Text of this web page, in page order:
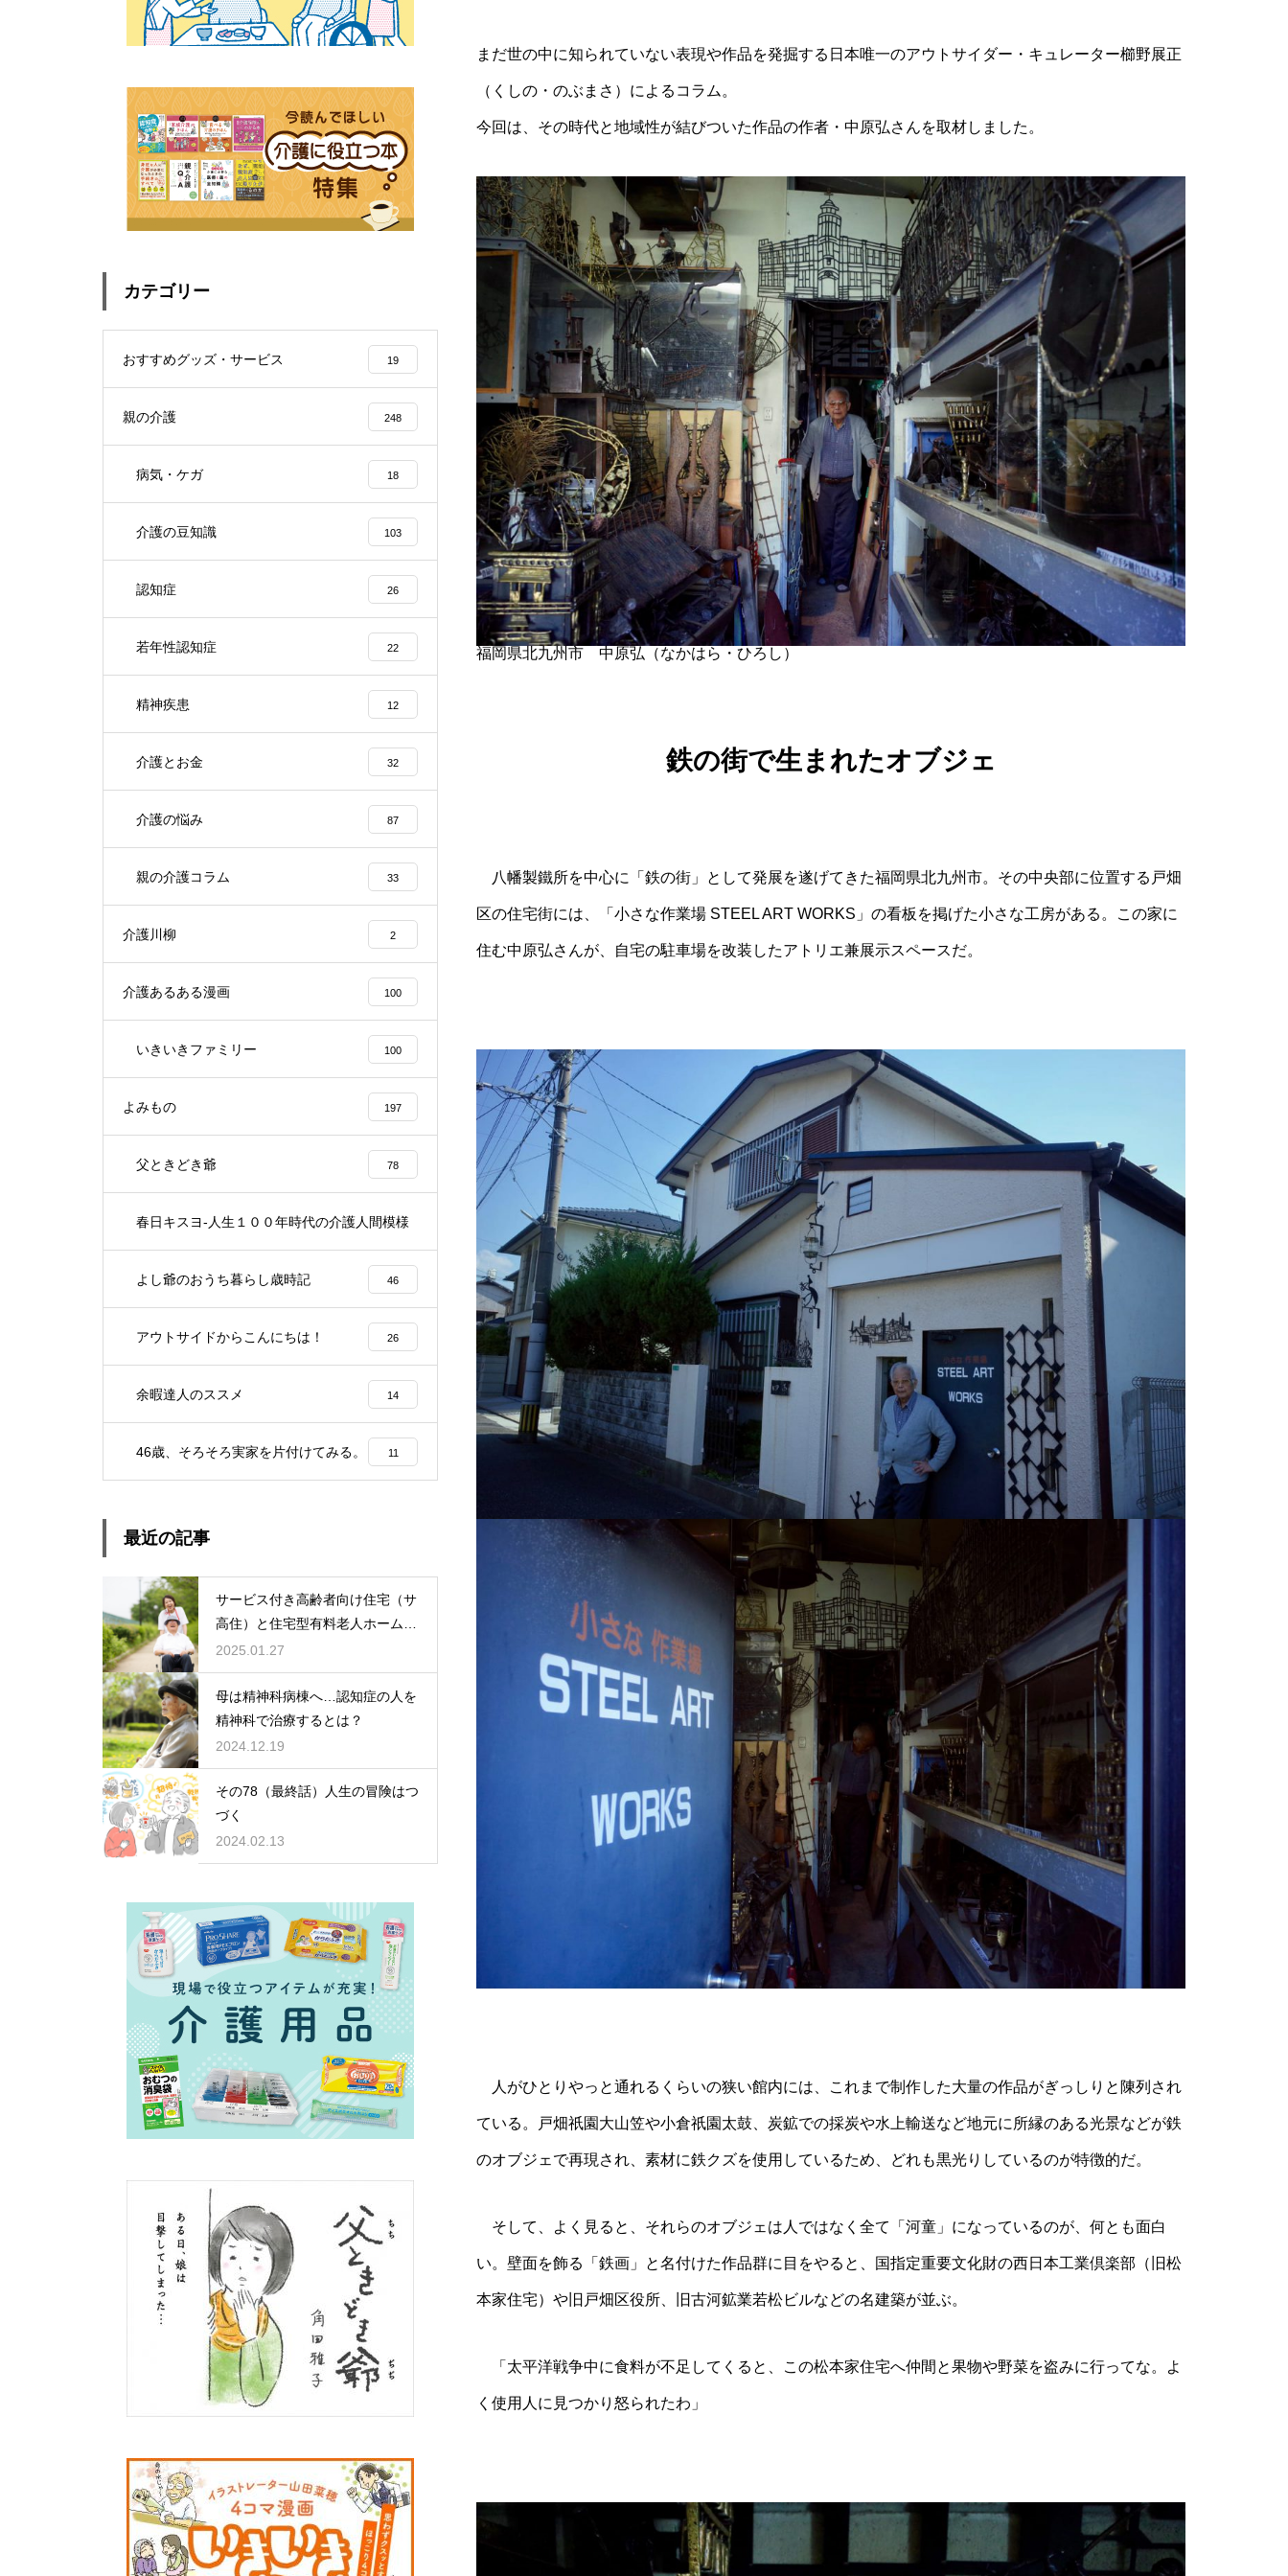
まだ世の中に知られていない表現や作品を発掘する日本唯一のアウトサイダー・キュレーター櫛野展正
（くしの・のぶまさ）によるコラム。
今回は、その時代と地域性が結びついた作品の作者・中原弘さんを取材しました。
福岡県北九州市 中原弘（なかはら・ひろし）
鉄の街で生まれたオブジェ
八幡製鐵所を中心に「鉄の街」として発展を遂げてきた福岡県北九州市。その中央部に位置する戸畑
区の住宅街には、「小さな作業場 STEEL ART WORKS」の看板を掲げた小さな工房がある。この家に
住む中原弘さんが、自宅の駐車場を改装したアトリエ兼展示スペースだ。
人がひとりやっと通れるくらいの狭い館内には、これまで制作した大量の作品がぎっしりと陳列され
ている。戸畑祇園大山笠や小倉祇園太鼓、炭鉱での採炭や水上輸送など地元に所縁のある光景などが鉄
のオブジェで再現され、素材に鉄クズを使用しているため、どれも黒光りしているのが特徴的だ。
そして、よく見ると、それらのオブジェは人ではなく全て「河童」になっているのが、何とも面白
い。壁面を飾る「鉄画」と名付けた作品群に目をやると、国指定重要文化財の西日本工業倶楽部（旧松
本家住宅）や旧戸畑区役所、旧古河鉱業若松ビルなどの名建築が並ぶ。
「太平洋戦争中に食料が不足してくると、この松本家住宅へ仲間と果物や野菜を盗みに行ってな。よ
く使用人に見つかり怒られたわ」
カテゴリー
おすすめグッズ・サービス 19
親の介護 248
病気・ケガ 18
介護の豆知識 103
認知症 26
若年性認知症 22
精神疾患 12
介護とお金 32
介護の悩み 87
親の介護コラム 33
介護川柳 2
介護あるある漫画 100
いきいきファミリー 100
よみもの 197
父ときどき爺 78
春日キスヨ-人生１００年時代の介護人間模様
よし爺のおうち暮らし歳時記 46
アウトサイドからこんにちは！ 26
余暇達人のススメ 14
46歳、そろそろ実家を片付けてみる。 11
最近の記事
サービス付き高齢者向け住宅（サ
高住）と住宅型有料老人ホーム：
どちらを選ぶ？
2025.01.27
母は精神科病棟へ…認知症の人を
精神科で治療するとは？
2024.12.19
その78（最終話）人生の冒険はつ
づく
2024.02.13